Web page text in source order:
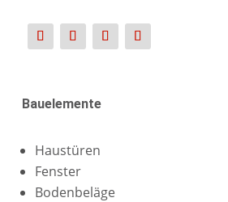
Bauelemente
Haustüren
Fenster
Bodenbeläge